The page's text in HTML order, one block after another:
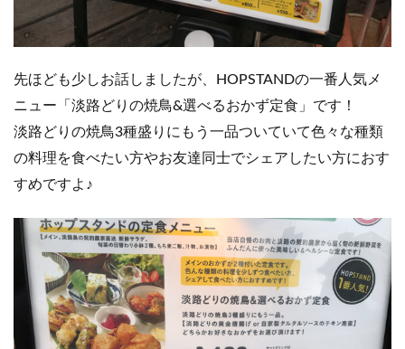
先ほども少しお話しましたが、HOPSTANDの一番人気メ
ニュー「淡路どりの焼鳥&選べるおかず定食」です！
淡路どりの焼鳥3種盛りにもう一品ついていて色々な種類
の料理を食べたい方やお友達同士でシェアしたい方におす
すめですよ♪